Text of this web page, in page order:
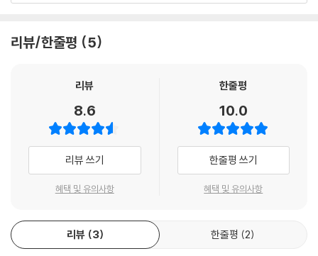
적인 학습과 지방정부 면접에서 나왔던 역대 기출과 최신의 사회이슈에 대
면접 가이드]는 사회복지전담공무원 수험생의 최종합격을 위해 최근 면접
의 동향과 실제 면접에서는 어떻게 해야 하는지에 대해 각 항목별로 모범
적인 답변을 제시하였습니다.
[2024 사회복지직 공무원 면접 가이드]의 특징은 다음과 같다.
첫째, 최신 면접동향과 최신 사회이슈 및 복지이슈, 그리고 실제 면접에서
출제되었던 내용, 면접에 잘 나오는 사회복지 전공지식 등을 전반적으로
잘 반영하였습니다.
리뷰/한줄평 5
리뷰
8.6
리뷰 쓰기
혜택 및 유의사항
한줄평
10.0
한줄평 쓰기
혜택 및 유의사항
리뷰 3 한줄평 2